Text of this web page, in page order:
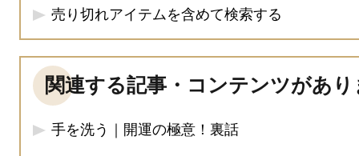
売り切れアイテムを含めて検索する
関連する記事・コンテンツがあ
手を洗う｜開運の極意！裏話